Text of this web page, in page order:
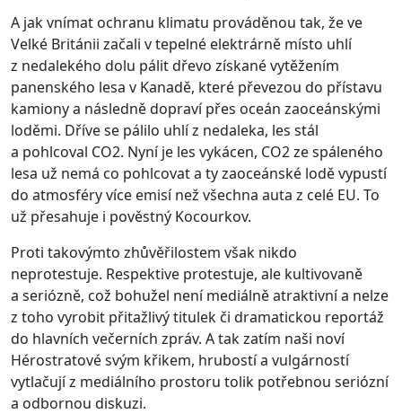
A jak vnímat ochranu klimatu prováděnou tak, že ve
Velké Británii začali v tepelné elektrárně místo uhlí
z nedalekého dolu pálit dřevo získané vytěžením
panenského lesa v Kanadě, které převezou do přístavu
kamiony a následně dopraví přes oceán zaoceánskými
loděmi. Dříve se pálilo uhlí z nedaleka, les stál
a pohlcoval CO2. Nyní je les vykácen, CO2 ze spáleného
lesa už nemá co pohlcovat a ty zaoceánské lodě vypustí
do atmosféry více emisí než všechna auta z celé EU. To
už přesahuje i pověstný Kocourkov.
Proti takovýmto zhůvěřilostem však nikdo
neprotestuje. Respektive protestuje, ale kultivovaně
a seriózně, což bohužel není mediálně atraktivní a nelze
z toho vyrobit přitažlivý titulek či dramatickou reportáž
do hlavních večerních zpráv. A tak zatím naši noví
Hérostratové svým křikem, hrubostí a vulgárností
vytlačují z mediálního prostoru tolik potřebnou seriózní
a odbornou diskuzi.